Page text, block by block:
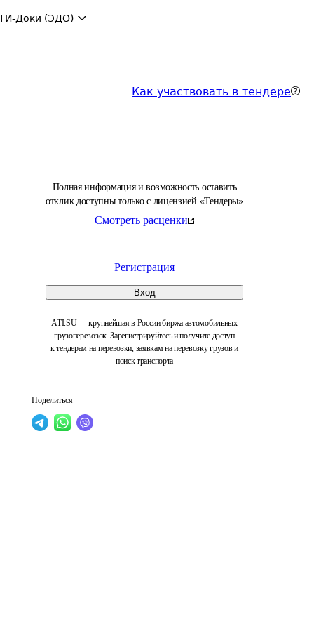
Доки (ЭДО)
Как участвовать в тендере
Полная информация и возможность оставить
отклик доступны только с лицензией «Тендеры»
Смотреть расценки
Регистрация
Вход
ATI.SU — крупнейшая в России биржа автомобильных
грузоперевозок. Зарегистрируйтесь и получите доступ
к тендерам на перевозки, заявкам на перевозку грузов и
поиск транспорта
Поделиться